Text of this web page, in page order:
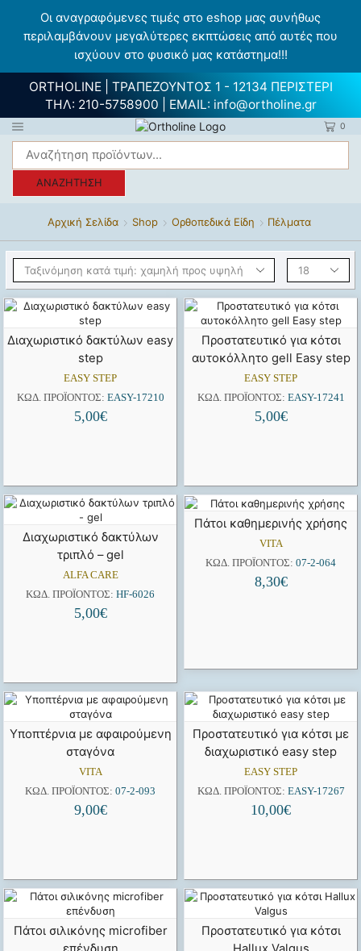
Οι αναγραφόμενες τιμές στο eshop μας συνήθως
περιλαμβάνουν μεγαλύτερες εκπτώσεις από αυτές που
ισχύουν στο φυσικό μας κατάστημα!!!
ORTHOLINE | ΤΡΑΠΕΖΟΥΝΤΟΣ 1 - 12134 ΠΕΡΙΣΤΕΡΙ
ΤΗΛ: 210-5758900 | EMAIL: info@ortholine.gr
0
ΑΝΑΖΉΤΗΣΗ
Αρχική Σελίδα Shop Ορθοπεδικά Είδη Πέλματα
Διαχωριστικό δακτύλων easy
step
EASY STEP
ΚΩΔ. ΠΡΟΪΌΝΤΟΣ: EASY-17210
5,00€
Προστατευτικό για κότσι
αυτοκόλλητο gell Easy step
EASY STEP
ΚΩΔ. ΠΡΟΪΌΝΤΟΣ: EASY-17241
5,00€
Διαχωριστικό δακτύλων
τριπλό – gel
ALFA CARE
ΚΩΔ. ΠΡΟΪΌΝΤΟΣ: HF-6026
5,00€
Πάτοι καθημερινής χρήσης
VITA
ΚΩΔ. ΠΡΟΪΌΝΤΟΣ: 07-2-064
8,30€
Υποπτέρνια με αφαιρούμενη
σταγόνα
VITA
ΚΩΔ. ΠΡΟΪΌΝΤΟΣ: 07-2-093
9,00€
Προστατευτικό για κότσι με
διαχωριστικό easy step
EASY STEP
ΚΩΔ. ΠΡΟΪΌΝΤΟΣ: EASY-17267
10,00€
Πάτοι σιλικόνης microfiber
Προστατευτικό για κότσι